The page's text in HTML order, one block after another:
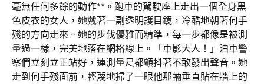
毫無任何多餘的動作**。跑車的駕駛座上走出一個全身黑
色皮衣的女人，她戴著一副透明護目鏡，冷酷地朝著何手
殘的方向走來。她的步伐優雅而精準，每一步都像是被測
量過一樣，完美地落在網格線上。「車影大人！」泊車警
察們立刻立正站好，連測量尺都顫抖著不敢發出聲音。她
走到何手殘面前，輕蔑地掃了一眼他那輛垂直貼在牆上的